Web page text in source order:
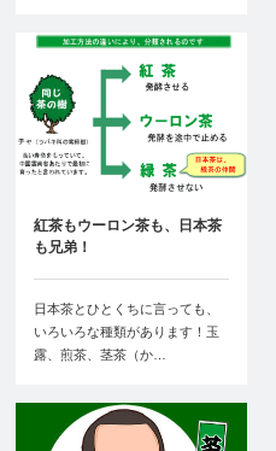
紅茶もウーロン茶も、日本茶
も兄弟！
日本茶とひとくちに言っても、
いろいろな種類があります！玉
露、煎茶、茎茶（か…